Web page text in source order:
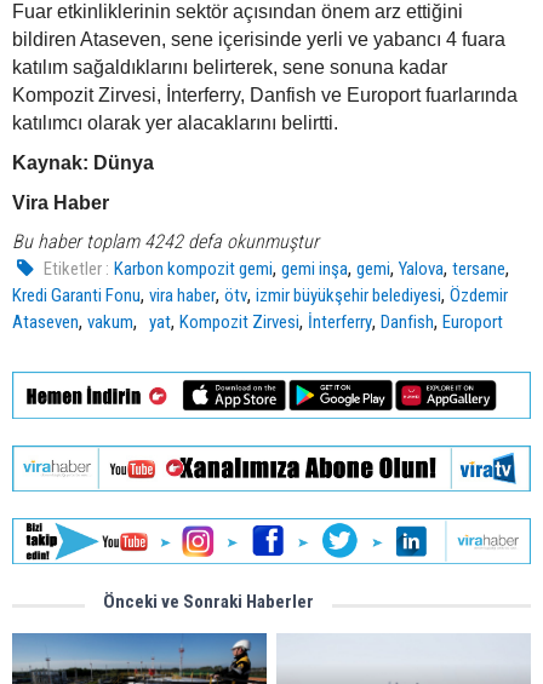
Fuar etkinliklerinin sektör açısından önem arz ettiğini
bildiren Ataseven, sene içerisinde yerli ve yabancı 4 fuara
katılım sağaldıklarını belirterek, sene sonuna kadar
Kompozit Zirvesi, İnterferry, Danfish ve Europort fuarlarında
katılımcı olarak yer alacaklarını belirtti.
Kaynak: Dünya
Vira Haber
Bu haber toplam 4242 defa okunmuştur
Etiketler : Karbon kompozit gemi,gemi inşa,gemi,Yalova,tersane,
Kredi Garanti Fonu, vira haber, ötv, izmir büyükşehir belediyesi, Özdemir
Ataseven, vakum, yat, Kompozit Zirvesi, İnterferry, Danfish, Europort
Önceki ve Sonraki Haberler